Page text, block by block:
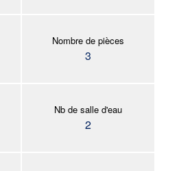
Nombre de pièces
3
Nb de salle d'eau
2